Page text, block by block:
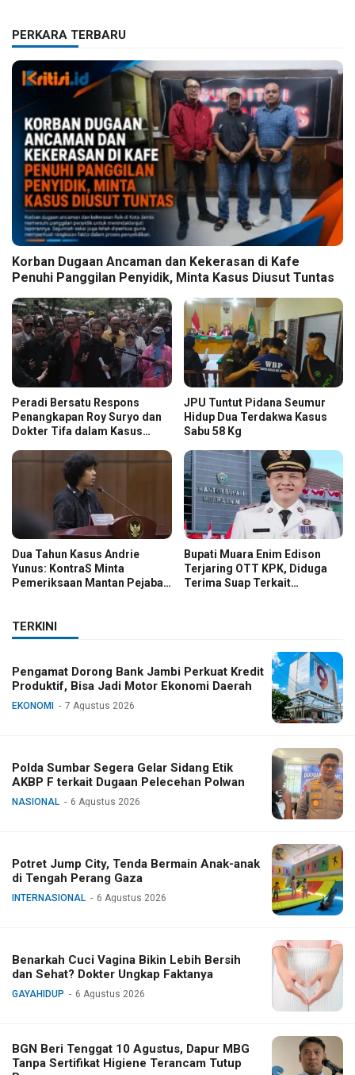
PERKARA TERBARU
Korban Dugaan Ancaman dan Kekerasan di Kafe
Penuhi Panggilan Penyidik, Minta Kasus Diusut Tuntas
Peradi Bersatu Respons
Penangkapan Roy Suryo dan
Dokter Tifa dalam Kasus
JPU Tuntut Pidana Seumur
Hidup Dua Terdakwa Kasus
Sabu 58 Kg
Dua Tahun Kasus Andrie
Yunus: KontraS Minta
Pemeriksaan Mantan Pejabat
Bupati Muara Enim Edison
Terjaring OTT KPK, Diduga
Terima Suap Terkait
TERKINI
Pengamat Dorong Bank Jambi Perkuat Kredit
Produktif, Bisa Jadi Motor Ekonomi Daerah
EKONOMI 7 Agustus 2026
Polda Sumbar Segera Gelar Sidang Etik
AKBP F terkait Dugaan Pelecehan Polwan
NASIONAL 6 Agustus 2026
Potret Jump City, Tenda Bermain Anak-anak
di Tengah Perang Gaza
INTERNASIONAL 6 Agustus 2026
Benarkah Cuci Vagina Bikin Lebih Bersih
dan Sehat? Dokter Ungkap Faktanya
GAYAHIDUP 6 Agustus 2026
BGN Beri Tenggat 10 Agustus, Dapur MBG
Tanpa Sertifikat Higiene Terancam Tutup